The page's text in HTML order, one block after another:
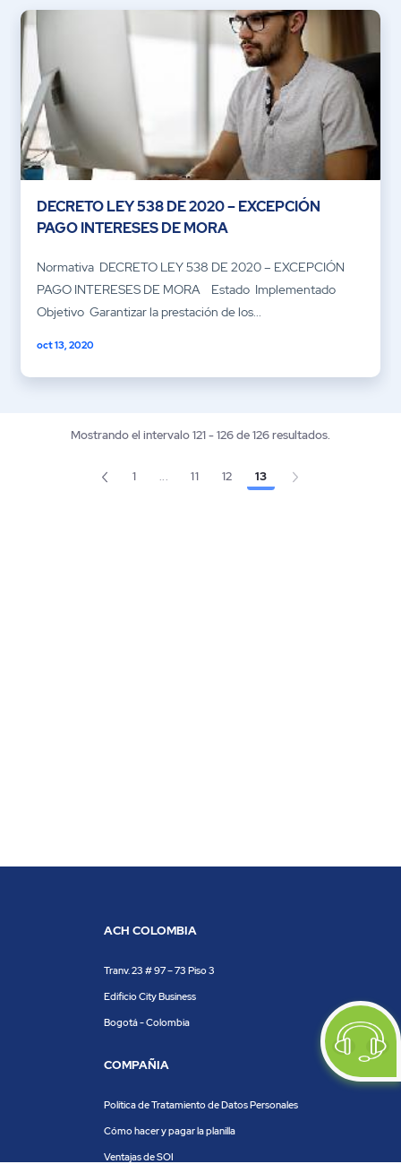
DECRETO LEY 538 DE 2020 – EXCEPCIÓN
PAGO INTERESES DE MORA
Normativa DECRETO LEY 538 DE 2020 – EXCEPCIÓN
PAGO INTERESES DE MORA Estado Implementado
Objetivo Garantizar la prestación de los...
oct 13, 2020
Mostrando el intervalo 121 - 126 de 126 resultados.
Página
1 ...Páginas intermedias Use TAB para
Página
11 Página
12 Página
13
ACH COLOMBIA
Tranv. 23 # 97 – 73 Piso 3
Edificio City Business
Bogotá - Colombia
COMPAÑIA
Política de Tratamiento de Datos Personales
Cómo hacer y pagar la planilla
Ventajas de SOI